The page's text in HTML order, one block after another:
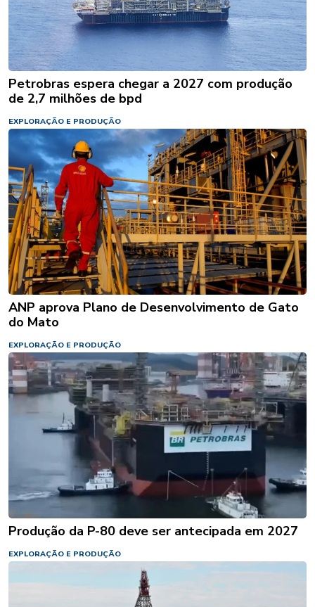
Petrobras espera chegar a 2027 com produção
de 2,7 milhões de bpd
EXPLORAÇÃO E PRODUÇÃO
ANP aprova Plano de Desenvolvimento de Gato
do Mato
EXPLORAÇÃO E PRODUÇÃO
Produção da P-80 deve ser antecipada em 2027
EXPLORAÇÃO E PRODUÇÃO